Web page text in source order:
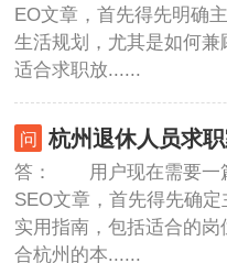
EO文章，首先得先明确
生活规划，尤其是如何兼
适合求职放......
杭州退休人员求
答： 用户现在需要一篇
SEO文章，首先得先确
实用指南，包括适合的
合杭州的本......